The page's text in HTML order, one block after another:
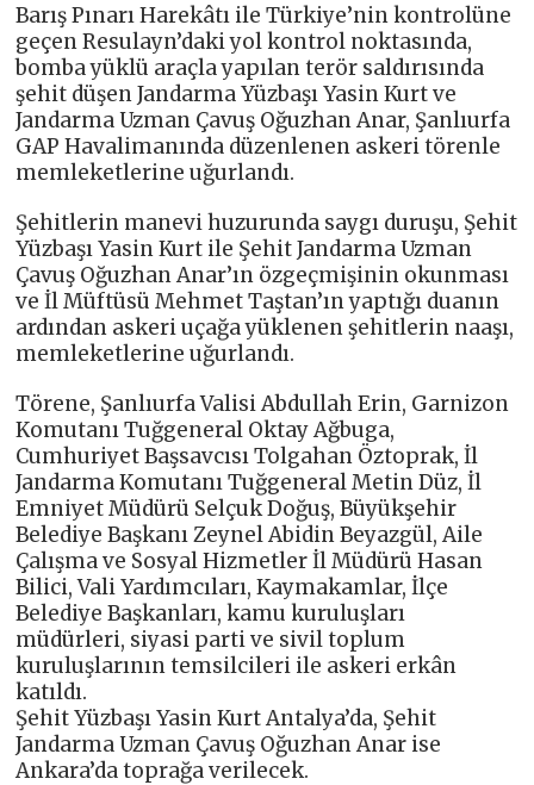
Barış Pınarı Harekâtı ile Türkiye’nin kontrolüne
geçen Resulayn’daki yol kontrol noktasında,
bomba yüklü araçla yapılan terör saldırısında
şehit düşen Jandarma Yüzbaşı Yasin Kurt ve
Jandarma Uzman Çavuş Oğuzhan Anar, Şanlıurfa
GAP Havalimanında düzenlenen askeri törenle
memleketlerine uğurlandı.
Şehitlerin manevi huzurunda saygı duruşu, Şehit
Yüzbaşı Yasin Kurt ile Şehit Jandarma Uzman
Çavuş Oğuzhan Anar’ın özgeçmişinin okunması
ve İl Müftüsü Mehmet Taştan’ın yaptığı duanın
ardından askeri uçağa yüklenen şehitlerin naaşı,
memleketlerine uğurlandı.
Törene, Şanlıurfa Valisi Abdullah Erin, Garnizon
Komutanı Tuğgeneral Oktay Ağbuga,
Cumhuriyet Başsavcısı Tolgahan Öztoprak, İl
Jandarma Komutanı Tuğgeneral Metin Düz, İl
Emniyet Müdürü Selçuk Doğuş, Büyükşehir
Belediye Başkanı Zeynel Abidin Beyazgül, Aile
Çalışma ve Sosyal Hizmetler İl Müdürü Hasan
Bilici, Vali Yardımcıları, Kaymakamlar, İlçe
Belediye Başkanları, kamu kuruluşları
müdürleri, siyasi parti ve sivil toplum
kuruluşlarının temsilcileri ile askeri erkân
katıldı.
Şehit Yüzbaşı Yasin Kurt Antalya’da, Şehit
Jandarma Uzman Çavuş Oğuzhan Anar ise
Ankara’da toprağa verilecek.